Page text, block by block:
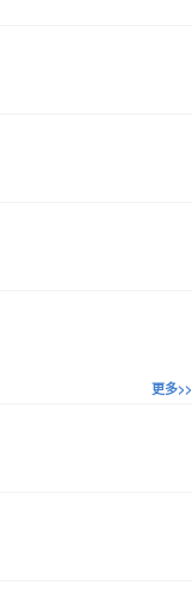
更多>>